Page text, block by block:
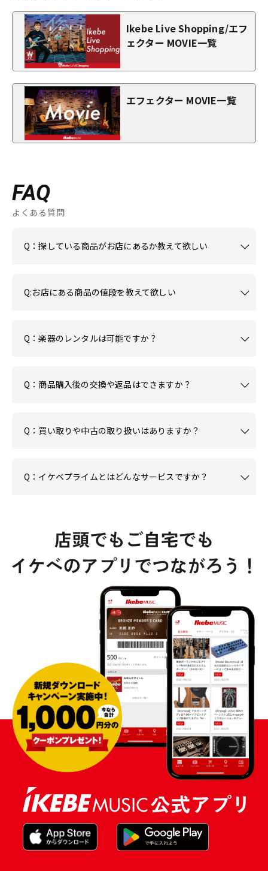
Ikebe Live Shopping/エフ
ェクター MOVIE一覧
エフェクター MOVIE一覧
FAQ
よくある質問
Q：探している商品がお店にあるか教えて欲しい
Q:お店にある商品の値段を教えて欲しい
Q：楽器のレンタルは可能ですか？
Q：商品購入後の交換や返品はできますか？
Q：買い取りや中古の取り扱いはありますか？
Q：イケベプライムとはどんなサービスですか？